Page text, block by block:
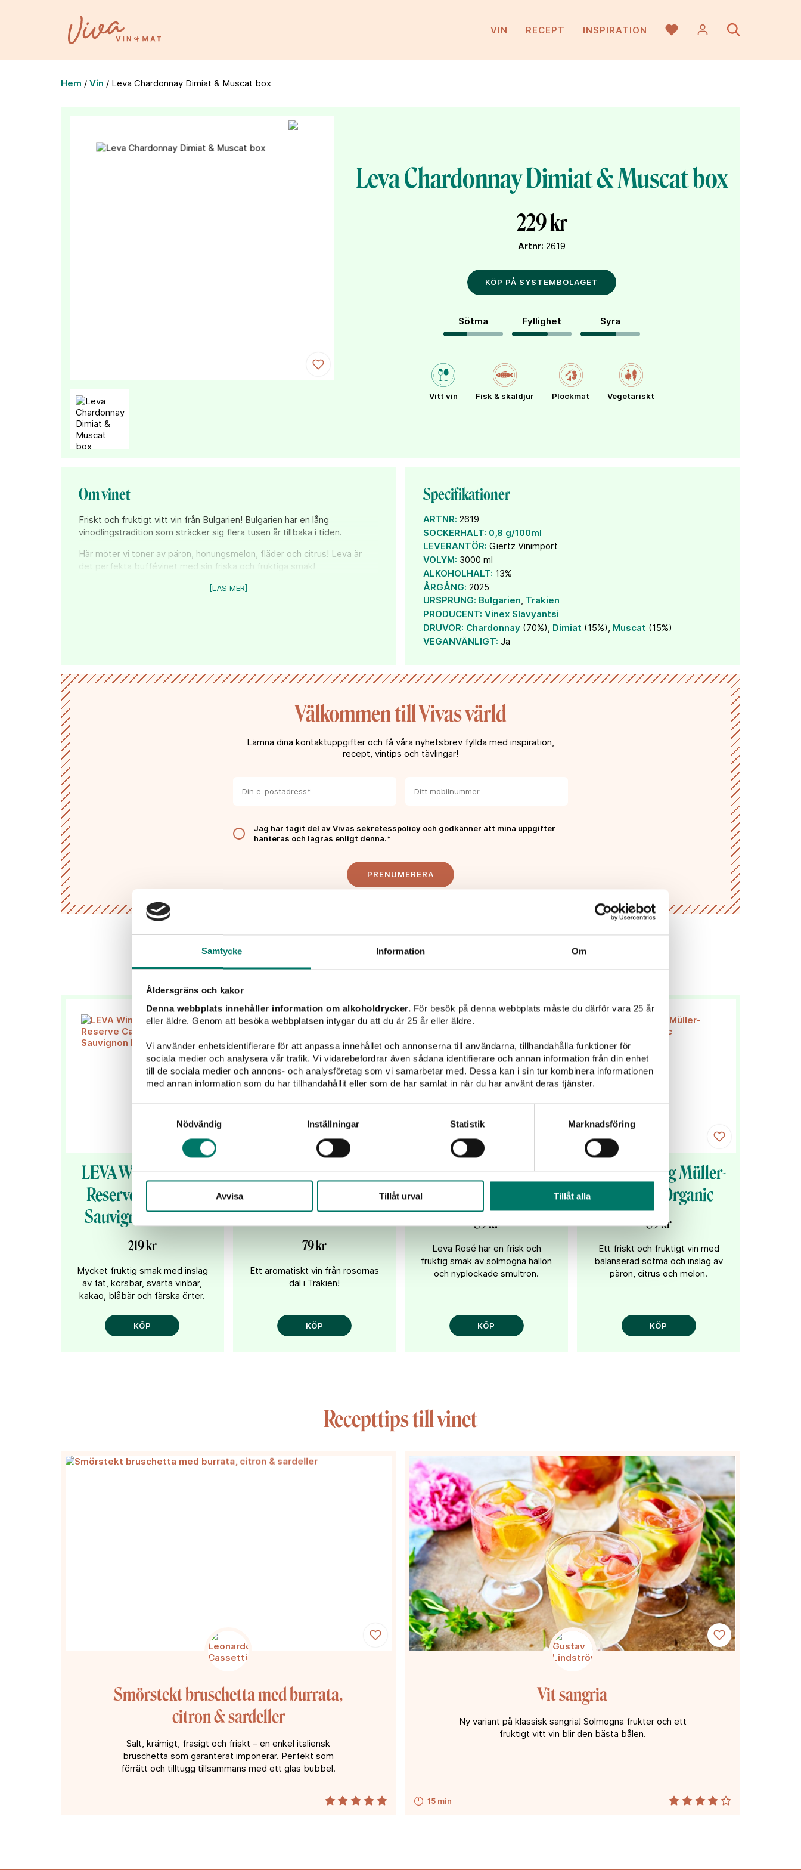
Samtycke Information Om
Åldersgräns och kakor
Denna webbplats innehåller information om alkoholdrycker. För besök på denna webbplats måste du därför vara 25 år
eller äldre. Genom att besöka webbplatsen intygar du att du är 25 år eller äldre.
Vi använder enhetsidentifierare för att anpassa innehållet och annonserna till användarna, tillhandahålla funktioner för
sociala medier och analysera vår trafik. Vi vidarebefordrar även sådana identifierare och annan information från din enhet
till de sociala medier och annons- och analysföretag som vi samarbetar med. Dessa kan i sin tur kombinera informationen
med annan information som du har tillhandahållit eller som de har samlat in när du har använt deras tjänster.
Nödvändig
Inställningar Statistik Marknadsföring
Avvisa Tillåt urval Tillåt alla
VIN RECEPT INSPIRATION
Hem / Vin / Leva Chardonnay Dimiat & Muscat box
Leva Chardonnay Dimiat & Muscat box
229 kr
Artnr: 2619
KÖP PÅ SYSTEMBOLAGET
Sötma Fyllighet Syra
Vitt vin Fisk & skaldjur Plockmat Vegetariskt
Om vinet
Friskt och fruktigt vitt vin från Bulgarien! Bulgarien har en lång
vinodlingstradition som sträcker sig flera tusen år tillbaka i tiden.
Här möter vi toner av päron, honungsmelon, fläder och citrus! Leva är
det perfekta buffévinet med sin friska och fruktiga smak!
Vinet är etiskt märkt enligt "IMO Fair for Life" vilket är en etiskt
[LÄS MER]
Specifikationer
ARTNR: 2619
SOCKERHALT: 0,8 g/100ml
LEVERANTÖR: Giertz Vinimport
VOLYM: 3000 ml
ALKOHOLHALT: 13%
ÅRGÅNG: 2025
URSPRUNG: Bulgarien, Trakien
PRODUCENT: Vinex Slavyantsi
DRUVOR: Chardonnay(70%), Dimiat (15%), Muscat (15%)
VEGANVÄNLIGT: Ja
Välkommen till Vivas värld
Lämna dina kontaktuppgifter och få våra nyhetsbrev fyllda med inspiration,
recept, vintips och tävlingar!
Jag har tagit del av Vivas sekretesspolicy och godkänner att mina uppgifter
hanteras och lagras enligt denna.*
PRENUMERERA
Liknande viner
LEVA Winemaker’s
Reserve Cabernet
Sauvignon Merlot
219 kr
Mycket fruktig smak med inslag
av fat, körsbär, svarta vinbär,
kakao, blåbär och färska örter.
KÖP
Leva Chardonnay
Muscat
79 kr
Ett aromatiskt vin från rosornas
dal i Trakien!
KÖP
Leva Cabernet
89 kr
Leva Rosé har en frisk och
fruktig smak av solmogna hallon
och nyplockade smultron.
KÖP
Leva Riesling Müller-
Thurgau Organic
89 kr
Ett friskt och fruktigt vin med
balanserad sötma och inslag av
päron, citrus och melon.
KÖP
Recepttips till vinet
Smörstekt bruschetta med burrata,
citron & sardeller
Salt, krämigt, frasigt och friskt – en enkel italiensk
bruschetta som garanterat imponerar. Perfekt som
förrätt och tilltugg tillsammans med ett glas bubbel.
15 min
Vit sangria
Ny variant på klassisk sangria! Solmogna frukter och ett
fruktigt vitt vin blir den bästa bålen.